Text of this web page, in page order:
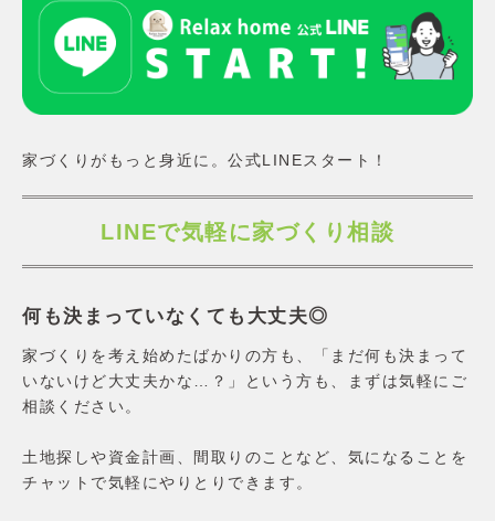
施工事例
家づくり
家づくりの流れ
価格・仕様
性能
土地・分譲住宅
土地から探す
リラックスホームについて
会社概要
施工エリア
スタッフ紹介
お客様の声
よくあるご質問
家づくりがもっと身近に。公式LINEスタート！
LINEで気軽に家づくり相談
何も決まっていなくても大丈夫◎
家づくりを考え始めたばかりの方も、「まだ何も決まって
いないけど大丈夫かな…？」という方も、まずは気軽にご
相談ください。
土地探しや資金計画、間取りのことなど、気になることを
チャットで気軽にやりとりできます。